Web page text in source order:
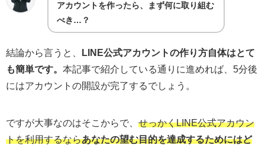
アカウントを作ったら、まず何に取り組む
べき…？
結論から言うと、
LINE公式アカウントの作り方自体はとて
も簡単です。 本記事で紹介している通りに進めれば、5分後
にはアカウントの開設が完了するでしょう。
ですが大事なのはそこからで、 せっかくLINE公式アカウン
トを利用するならあなたの望む目的を達成するためにはど